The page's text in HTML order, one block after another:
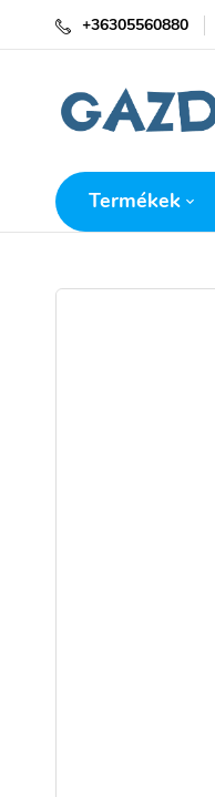
+36305560880
Termékek